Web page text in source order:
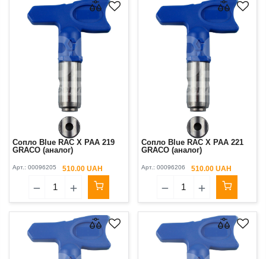
Сопло Blue RAC X PAA 219
GRACO (аналог)
Арт.: 00096205 510.00 UAH
Сопло Blue RAC X PAA 221
GRACO (аналог)
Арт.: 00096206 510.00 UAH